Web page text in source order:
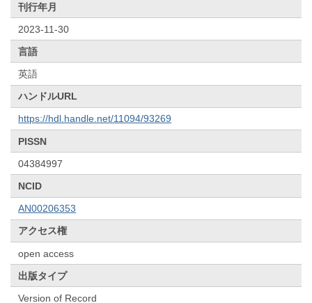
刊行年月
2023-11-30
言語
英語
ハンドルURL
https://hdl.handle.net/11094/93269
PISSN
04384997
NCID
AN00206353
アクセス権
open access
出版タイプ
Version of Record